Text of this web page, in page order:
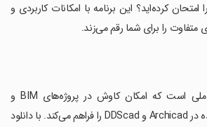
آیا تابه‌حال برنامه BIMx را امتحان کرده‌اید؟ این برنامه با امکانات کاربردی و
را برای شما رقم می‌زند.
BIMx یک اپلیکیشن تعاملی است که امکان کاوش در پروژه‌های BIM و
مستندات مرتبط ایجاد شده در Archicad و DDScad را فراهم می‌کند. با دانلود